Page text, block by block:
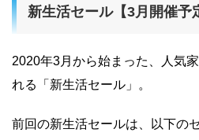
新生活セール【3月開催予
2020年3月から始まった、人気
れる「新生活セール」。
前回の新生活セールは、以下の